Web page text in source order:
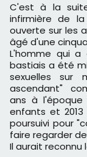
C'est à la suite du signalement effectué par une
infirmière de
ouverte sur les
âgé d'une
L'homme qui
bastiais a été
sexuelles sur
ascendant"
ans à
enfants et
poursuivi pour
faire regarder
Il aurait reconnu